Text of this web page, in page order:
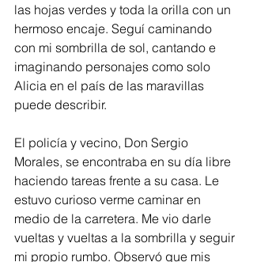
las hojas verdes y toda la orilla con un
hermoso encaje. Seguí caminando
con mi sombrilla de sol, cantando e
imaginando personajes como solo
Alicia en el país de las maravillas
puede describir.
El policía y vecino, Don Sergio
Morales, se encontraba en su día libre
haciendo tareas frente a su casa. Le
estuvo curioso verme caminar en
medio de la carretera. Me vio darle
vueltas y vueltas a la sombrilla y seguir
mi propio rumbo. Observó que mis